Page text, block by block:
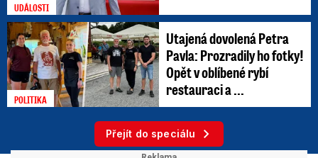
UDÁLOSTI
POLITIKA
Utajená dovolená Petra
Pavla: Prozradily ho fotky!
Opět v oblíbené rybí
restauraci a ...
Přejít do speciálu